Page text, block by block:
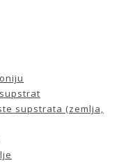
supstrata (zemlja,